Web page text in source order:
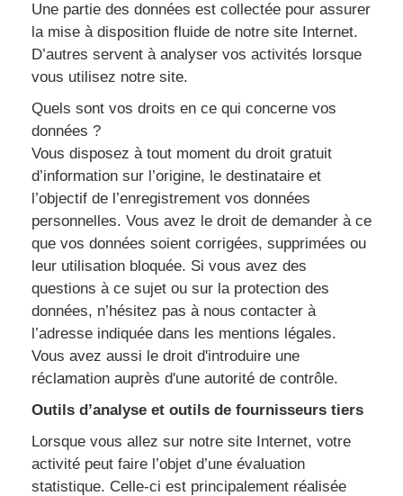
Une partie des données est collectée pour assurer
la mise à disposition fluide de notre site Internet.
D’autres servent à analyser vos activités lorsque
vous utilisez notre site.
Quels sont vos droits en ce qui concerne vos
données ?
Vous disposez à tout moment du droit gratuit
d’information sur l’origine, le destinataire et
l’objectif de l’enregistrement vos données
personnelles. Vous avez le droit de demander à ce
que vos données soient corrigées, supprimées ou
leur utilisation bloquée. Si vous avez des
questions à ce sujet ou sur la protection des
données, n’hésitez pas à nous contacter à
l’adresse indiquée dans les mentions légales.
Vous avez aussi le droit d'introduire une
réclamation auprès d'une autorité de contrôle.
Outils d’analyse et outils de fournisseurs tiers
Lorsque vous allez sur notre site Internet, votre
activité peut faire l’objet d’une évaluation
statistique. Celle-ci est principalement réalisée